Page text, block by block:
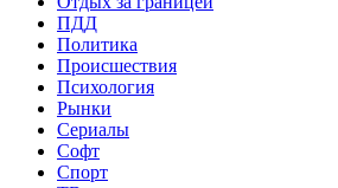
ПДД
Политика
Происшествия
Психология
Рынки
Сериалы
Софт
Спорт